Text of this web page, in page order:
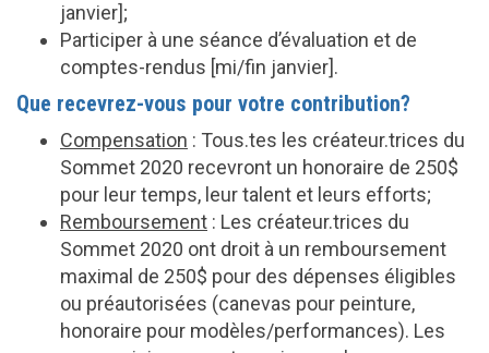
janvier];
Participer à une séance d’évaluation et de
comptes-rendus [mi/fin janvier].
Que recevrez-vous pour votre contribution?
Compensation : Tous.tes les créateur.trices du
Sommet 2020 recevront un honoraire de 250$
pour leur temps, leur talent et leurs efforts;
Remboursement : Les créateur.trices du
Sommet 2020 ont droit à un remboursement
maximal de 250$ pour des dépenses éligibles
ou préautorisées (canevas pour peinture,
honoraire pour modèles/performances). Les